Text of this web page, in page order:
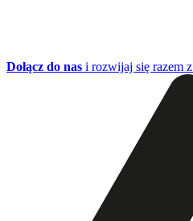
Dołącz do nas i rozwijaj się razem z